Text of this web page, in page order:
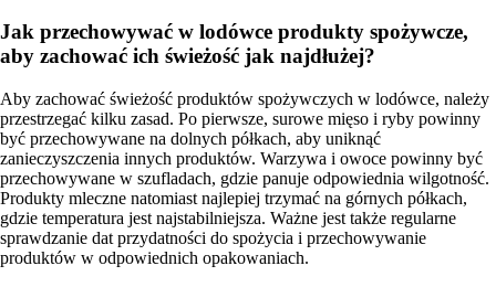
Jak przechowywać w lodówce produkty spożywcze,
aby zachować ich świeżość jak najdłużej?
Aby zachować świeżość produktów spożywczych w lodówce, należy
przestrzegać kilku zasad. Po pierwsze, surowe mięso i ryby powinny
być przechowywane na dolnych półkach, aby uniknąć
zanieczyszczenia innych produktów. Warzywa i owoce powinny być
przechowywane w szufladach, gdzie panuje odpowiednia wilgotność.
Produkty mleczne natomiast najlepiej trzymać na górnych półkach,
gdzie temperatura jest najstabilniejsza. Ważne jest także regularne
sprawdzanie dat przydatności do spożycia i przechowywanie
produktów w odpowiednich opakowaniach.